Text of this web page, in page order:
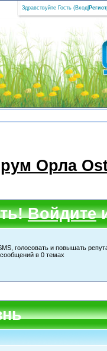
Здравствуйте Гость (Вход
Орла
Войдите
голосовать и повышать
в 0 темах